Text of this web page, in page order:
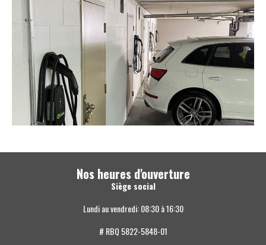
Nos heures d'ouverture
Siège social
Lundi au vendredi: 08:30 à 16:30
# RBQ 5822-5848-01